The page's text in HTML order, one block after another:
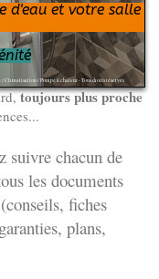
/ Pompe à chaleur - Tous droits réservés
d'eau et votre salle
toujours plus proche
suivre chacun de
les documents
fiches
plans,